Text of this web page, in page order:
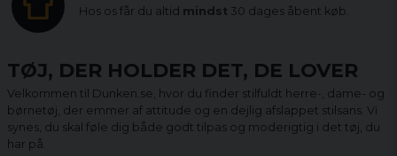
Hos os får du altid mindst 30 dages åbent køb.
TØJ, DER HOLDER DET, DE LOVER
Velkommen til Dunken.se, hvor du finder stilfuldt herre-, dame- og
børnetøj, der emmer af attitude og en dejlig afslappet stilsans. Vi
synes, du skal føle dig både godt tilpas og moderigtig i det tøj, du
har på.